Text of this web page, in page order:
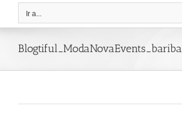
Ir a...
Blogtiful_ModaNovaEvents_bariba